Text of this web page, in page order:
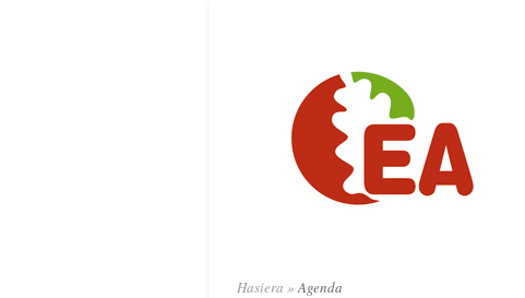
Hasiera »Agenda